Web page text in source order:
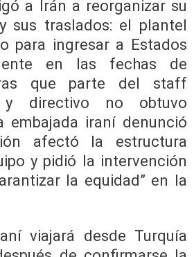
a Irán a reorganizar su
sus traslados: el plantel
para ingresar a Estados
en las fechas de
que parte del staff
y directivo no obtuvo
embajada iraní denunció
afectó la estructura
y pidió la intervención
la equidad” en la
viajará desde Turquía